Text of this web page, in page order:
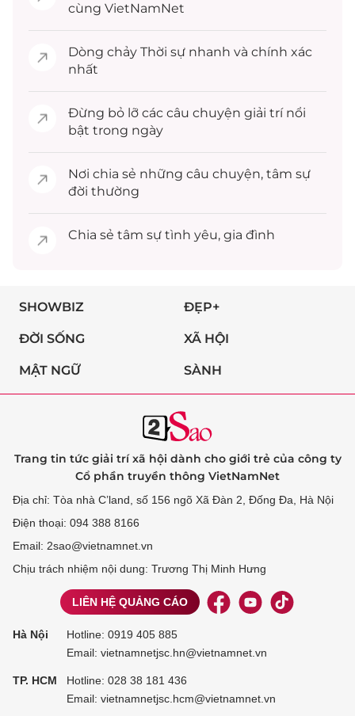
cùng VietNamNet
Dòng chảy Thời sự nhanh và chính xác
nhất
Đừng bỏ lỡ các câu chuyện giải trínổi
bật trong ngày
Nơi chia sẻ những câu chuyện, tâm sự
đời thường
Chia sẻ tâm sự tình yêu, gia đình
SHOWBIZ ĐẸP+
ĐỜI SỐNG XÃ HỘI
MẬT NGỮ SÀNH
Trang tin tức giải trí xã hội dành cho giới trẻ của công ty
Cổ phần truyền thông VietNamNet
Địa chỉ: Tòa nhà C’land, số 156 ngõ Xã Đàn 2, Đống Đa, Hà Nội
Điện thoại: 094 388 8166
Email: 2sao@vietnamnet.vn
Chịu trách nhiệm nội dung: Trương Thị Minh Hưng
LIÊN HỆ QUẢNG CÁO
Hà Nội Hotline: 0919 405 885
Email: vietnamnetjsc.hn@vietnamnet.vn
TP. HCM Hotline: 028 38 181 436
Email: vietnamnetjsc.hcm@vietnamnet.vn